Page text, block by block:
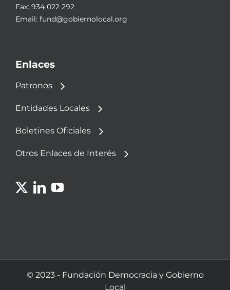
Fax: 934 022 292
Email: fund@gobiernolocal.org
Enlaces
Patronos
Entidades Locales
Boletines Oficiales
Otros Enlaces de Interés
© 2023 - Fundación Democracia y Gobierno
Local